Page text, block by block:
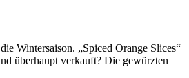
Wintersaison. „Spiced Orange Slices“
überhaupt verkauft? Die gewürzten